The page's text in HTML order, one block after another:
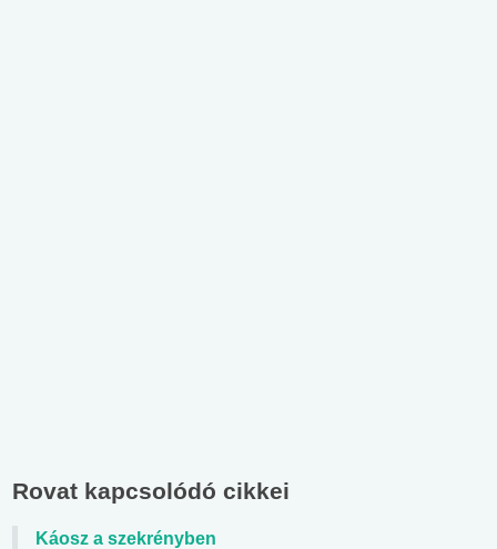
Rovat kapcsolódó cikkei
Káosz a szekrényben